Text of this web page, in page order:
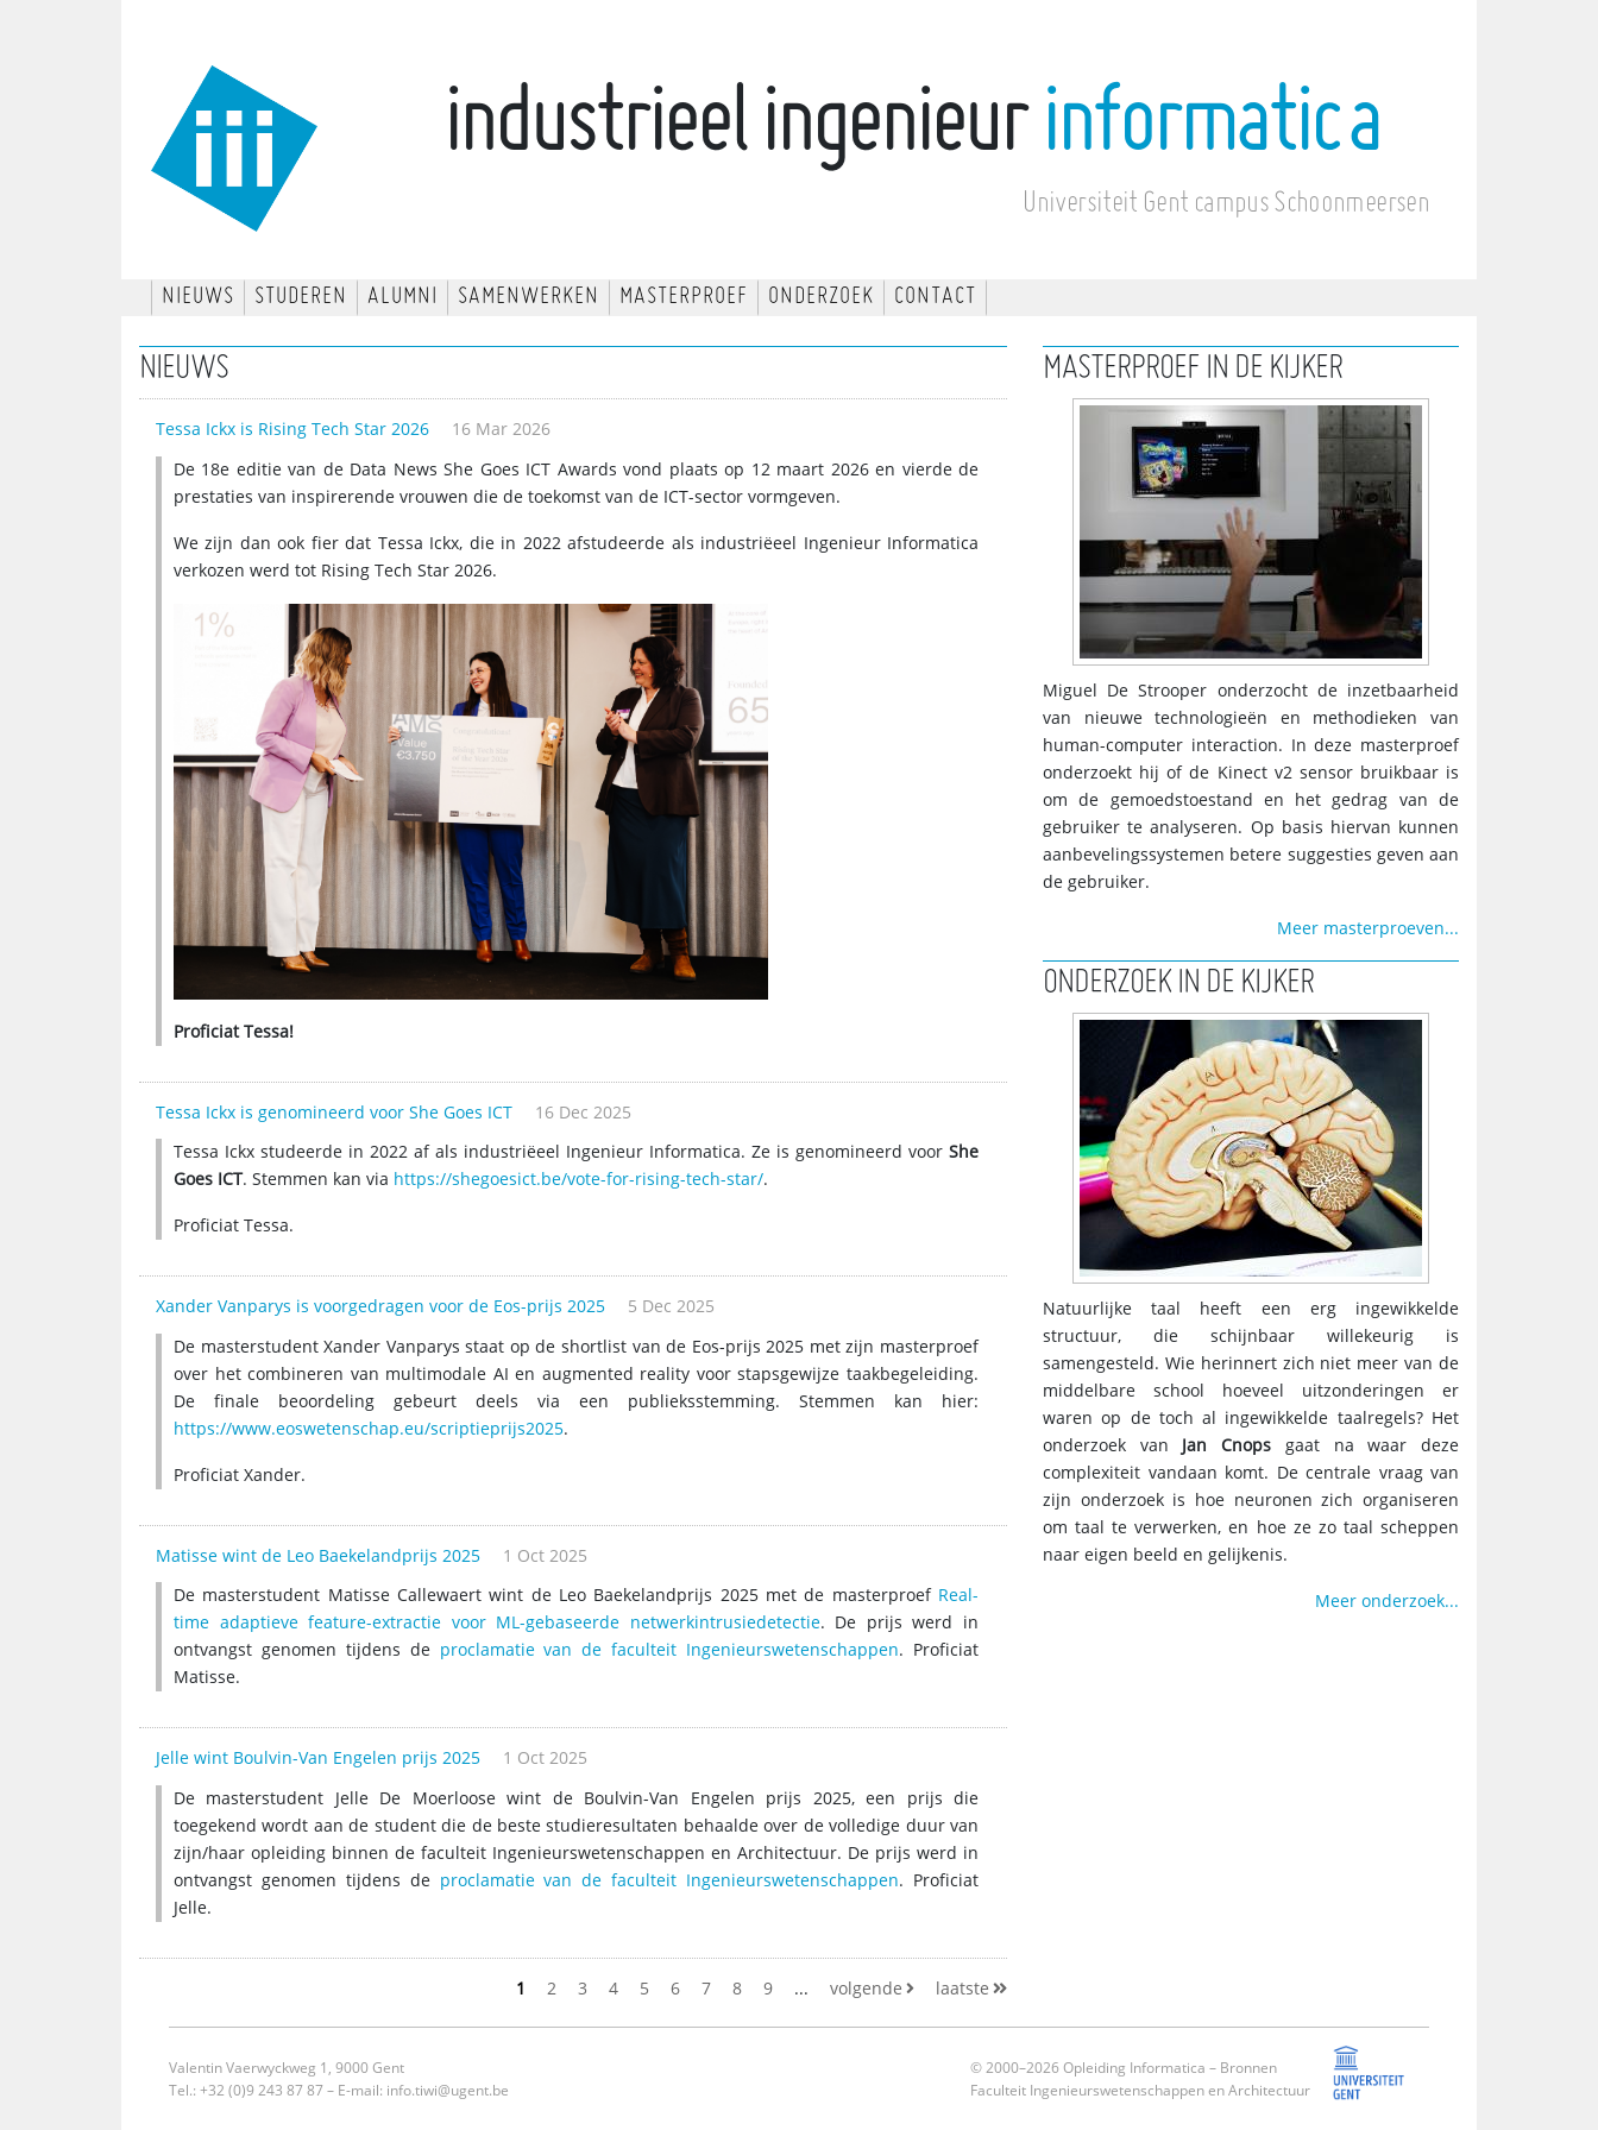
industrieel ingenieur informatica
Universiteit Gent campus Schoonmeersen
NIEUWS STUDEREN ALUMNI SAMENWERKEN MASTERPROEF ONDERZOEK CONTACT
NIEUWS
Tessa Ickx is Rising Tech Star 2026
16 Mar 2026
De 18e editie van de Data News She Goes ICT Awards vond plaats op 12 maart 2026 en vierde de
prestaties van inspirerende vrouwen die de toekomst van de ICT-sector vormgeven.
We zijn dan ook fier dat Tessa Ickx, die in 2022 afstudeerde als industriëeel Ingenieur Informatica
verkozen werd tot Rising Tech Star 2026.
Proficiat Tessa!
Tessa Ickx is genomineerd voor She Goes ICT
16 Dec 2025
Tessa Ickx studeerde in 2022 af als industriëeel Ingenieur Informatica. Ze is genomineerd voor She
Goes ICT. Stemmen kan via https://shegoesict.be/vote-for-rising-tech-star/.
Proficiat Tessa.
Xander Vanparys is voorgedragen voor de Eos-prijs 2025
5 Dec 2025
De masterstudent Xander Vanparys staat op de shortlist van de Eos-prijs 2025 met zijn masterproef
over het combineren van multimodale AI en augmented reality voor stapsgewijze taakbegeleiding.
De finale beoordeling gebeurt deels via een publieksstemming. Stemmen kan hier:
https://www.eoswetenschap.eu/scriptieprijs2025.
Proficiat Xander.
Matisse wint de Leo Baekelandprijs 2025
1 Oct 2025
De masterstudent Matisse Callewaert wint de Leo Baekelandprijs 2025 met de masterproef Real-
time adaptieve feature-extractie voor ML-gebaseerde netwerkintrusiedetectie. De prijs werd in
ontvangst genomen tijdens de proclamatie van de faculteit Ingenieurswetenschappen. Proficiat
Matisse.
Jelle wint Boulvin-Van Engelen prijs 2025
1 Oct 2025
De masterstudent Jelle De Moerloose wint de Boulvin-Van Engelen prijs 2025, een prijs die
toegekend wordt aan de student die de beste studieresultaten behaalde over de volledige duur van
zijn/haar opleiding binnen de faculteit Ingenieurswetenschappen en Architectuur. De prijs werd in
ontvangst genomen tijdens de proclamatie van de faculteit Ingenieurswetenschappen. Proficiat
Jelle.
1 2 3 4 5 6 7 8 9 ... volgende laatste
MASTERPROEF IN DE KIJKER
Miguel De Strooper onderzocht de inzetbaarheid
van nieuwe technologieën en methodieken van
human-computer interaction. In deze masterproef
onderzoekt hij of de Kinect v2 sensor bruikbaar is
om de gemoedstoestand en het gedrag van de
gebruiker te analyseren. Op basis hiervan kunnen
aanbevelingssystemen betere suggesties geven aan
de gebruiker.
Meer masterproeven...
ONDERZOEK IN DE KIJKER
Natuurlijke taal heeft een erg ingewikkelde
structuur, die schijnbaar willekeurig is
samengesteld. Wie herinnert zich niet meer van de
middelbare school hoeveel uitzonderingen er
waren op de toch al ingewikkelde taalregels? Het
onderzoek van Jan Cnops gaat na waar deze
complexiteit vandaan komt. De centrale vraag van
zijn onderzoek is hoe neuronen zich organiseren
om taal te verwerken, en hoe ze zo taal scheppen
naar eigen beeld en gelijkenis.
Meer onderzoek...
Valentin Vaerwyckweg 1, 9000 Gent
Tel.: +32 (0)9 243 87 87 – E-mail: info.tiwi@ugent.be
© 2000–2026 Opleiding Informatica – Bronnen
Faculteit Ingenieurswetenschappen en Architectuur